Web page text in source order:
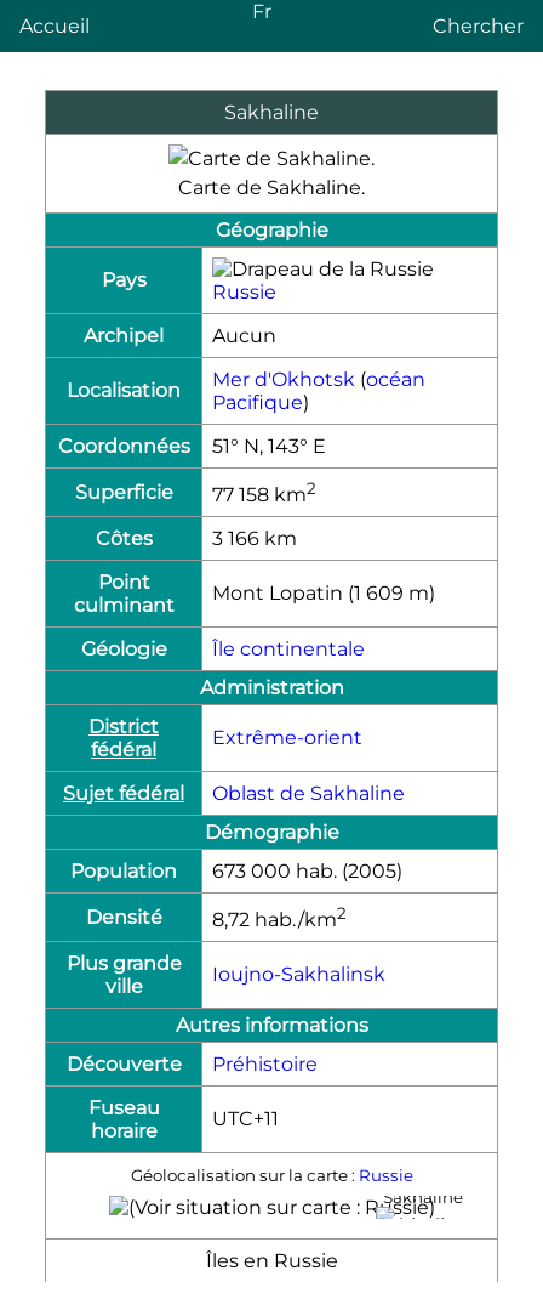
Accueil
Fr
Chercher
Sakhaline
Carte de Sakhaline.
Géographie
Pays
Russie
Archipel
Aucun
Localisation Mer d'Okhotsk (océan
Pacifique)
Coordonnées
51° N, 143° E
Superficie
77 158 km2
Côtes 3 166 km
Point
culminant
Mont Lopatin (1 609 m)
Géologie
Île continentale
Administration
District
fédéral
Extrême-orient
Sujet fédéral
Oblast de Sakhaline
Démographie
Population
673 000 hab. (2005)
Densité
8,72 hab./km2
Plus grande
ville
Ioujno-Sakhalinsk
Autres informations
Découverte
Préhistoire
Fuseau
horaire
UTC+11
Géolocalisation sur la carte : Russie
Sakhaline
Îles en Russie